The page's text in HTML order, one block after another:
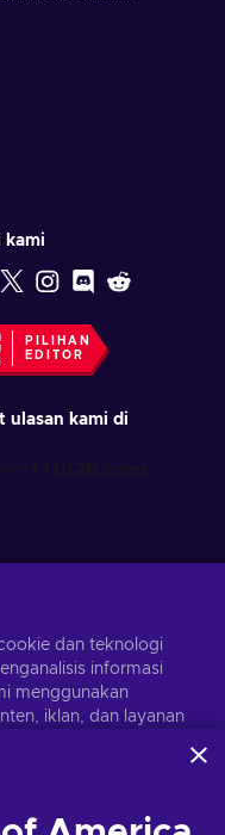
kami
PILIHAN
EDITOR
ulasan kami di
Berlangganan
saja. Kunjungi
dan teknologi
informasi
menggunakan
iklan, dan layanan
dan mitranya. Kamu